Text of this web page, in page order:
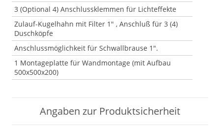
3 (Optional 4) Anschlussklemmen für Lichteffekte
Zulauf-Kugelhahn mit Filter 1" , Anschluß für 3 (4)
Duschköpfe
Anschlussmöglichkeit für Schwallbrause 1".
1 Montageplatte für Wandmontage (mit Aufbau
500x500x200)
Angaben zur Produktsicherheit